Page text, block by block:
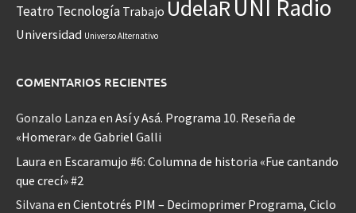
Teatro Tecnología Trabajo UdelaRUNI Radio
Universidad Universo Alternativo
COMENTARIOS RECIENTES
Gonzalo Lanza en Así y Asá. Programa 10. Reseña de
«Homerar» de Gabriel Galli
Laura en Escaramujo #6: Columna de historia «Fue cantando
que crecí» #2
Silvana en Cientotrés PIM – Decimoprimer Programa, Ciclo